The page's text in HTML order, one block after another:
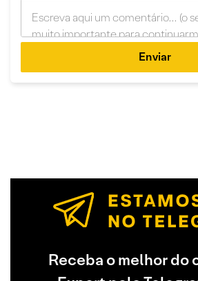
Enviar
Receba o melhor do